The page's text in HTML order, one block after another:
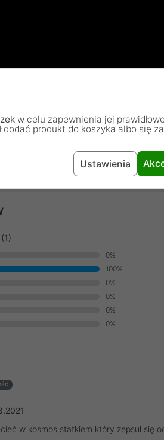
(1)
0%
100%
0%
0%
0%
0%
w kosmos statkiem który zepsuł się
w celu zapewnienia jej
dodać produkt do koszyka albo się
Ustawienia